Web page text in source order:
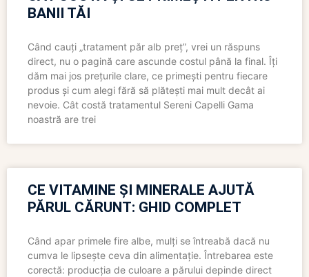
BANII TĂI
Când cauți „tratament păr alb preț”, vrei un răspuns
direct, nu o pagină care ascunde costul până la final. Îți
dăm mai jos prețurile clare, ce primești pentru fiecare
produs și cum alegi fără să plătești mai mult decât ai
nevoie. Cât costă tratamentul Sereni Capelli Gama
noastră are trei
CE VITAMINE ȘI MINERALE AJUTĂ
PĂRUL CĂRUNT: GHID COMPLET
Când apar primele fire albe, mulți se întreabă dacă nu
cumva le lipsește ceva din alimentație. Întrebarea este
corectă: producția de culoare a părului depinde direct